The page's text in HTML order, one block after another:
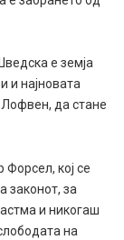
е земја
и најновата
да стане
Форсел, кој се
законот, за
и никогаш
на